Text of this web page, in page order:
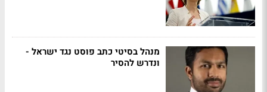
מנהל בסיטי כתב פוסט נגד ישראל -
ונדרש להסיר